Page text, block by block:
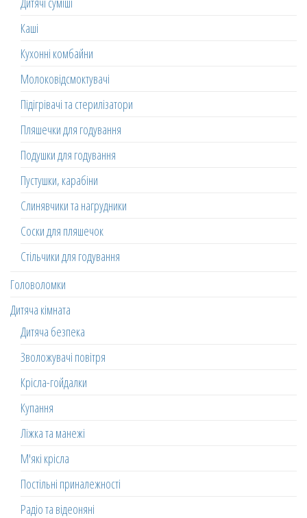
Каші
Кухонні комбайни
Молоковідсмоктувачі
Підігрівачі та стерилізатори
Пляшечки для годування
Подушки для годування
Пустушки, карабіни
Слинявчики та нагрудники
Соски для пляшечок
Стільчики для годування
Головоломки
Дитяча кімната
Дитяча безпека
Зволожувачі повітря
Крісла-гойдалки
Купання
Ліжка та манежі
М'які крісла
Постільні приналежності
Радіо та відеоняні